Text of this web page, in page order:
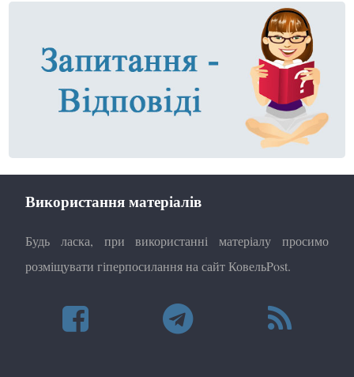
Використання матеріалів
Будь ласка, при використанні матеріалу просимо
розміщувати гіперпосилання на сайт КовельPost.